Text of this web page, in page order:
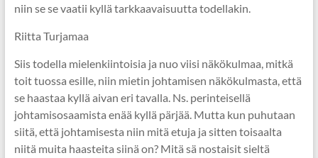
niin se se vaatii kyllä tarkkaavaisuutta todellakin.
Riitta Turjamaa
Siis todella mielenkiintoisia ja nuo viisi näkökulmaa, mitkä
toit tuossa esille, niin mietin johtamisen näkökulmasta, että
se haastaa kyllä aivan eri tavalla. Ns. perinteisellä
johtamisosaamista enää kyllä pärjää. Mutta kun puhutaan
siitä, että johtamisesta niin mitä etuja ja sitten toisaalta
niitä muita haasteita siinä on? Mitä sä nostaisit sieltä